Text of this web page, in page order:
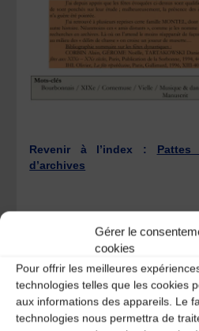
Gérer le
cookies
Pour offrir les meilleures
technologies telles que les cookies
aux informations des appareils. Le
technologies nous permettra de
Revenir à l’index :
d’archives
PDM06 – Tapage nocturne
1880